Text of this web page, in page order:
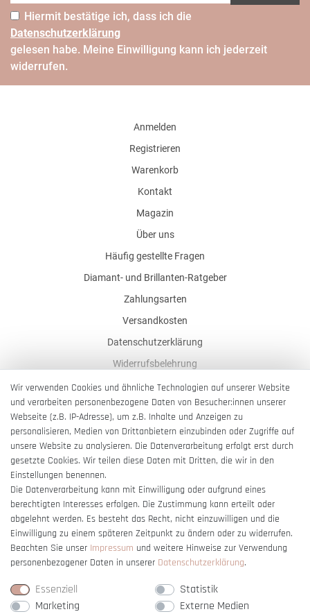
Hiermit bestätige ich, dass ich die
Daten­schutz­erklärung
gelesen habe. Meine Einwilligung kann ich jederzeit
widerrufen.
Anmelden
Registrieren
Warenkorb
Kontakt
Magazin
Über uns
Häufig gestellte Fragen
Diamant- und Brillanten-Ratgeber
Zahlungsarten
Versandkosten
Datenschutzerklärung
Widerrufsbelehrung
AGB
Impressum
Barrierefreiheitserklärung
Vertrag widerrufen
Wir verwenden Cookies und ähnliche Technologien auf unserer Website
und verarbeiten personenbezogene Daten von Besucher:innen unserer
Webseite (z.B. IP-Adresse), um z.B. Inhalte und Anzeigen zu
personalisieren, Medien von Drittanbietern einzubinden oder Zugriffe auf
unsere Website zu analysieren. Die Datenverarbeitung erfolgt erst durch
gesetzte Cookies. Wir teilen diese Daten mit Dritten, die wir in den
Einstellungen benennen.
Die Datenverarbeitung kann mit Einwilligung oder aufgrund eines
berechtigten Interesses erfolgen. Die Zustimmung kann erteilt oder
abgelehnt werden. Es besteht das Recht, nicht einzuwilligen und die
Einwilligung zu einem späteren Zeitpunkt zu ändern oder zu widerrufen.
Beachten Sie unser Impressum und weitere Hinweise zur Verwendung
personenbezogener Daten in unserer Daten­schutz­erklärung.
Essenziell
Statistik
Marketing
Externe Medien